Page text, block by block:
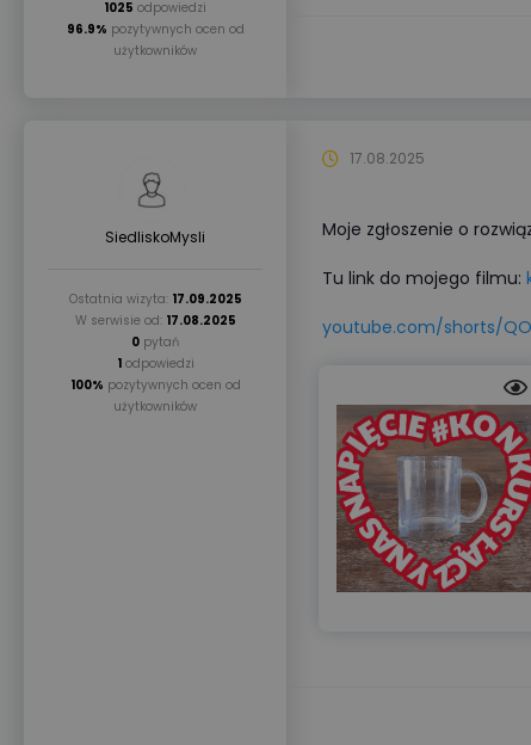
1025 odpowiedzi
96.9% pozytywnych ocen od
użytkowników
SiedliskoMysli
Ostatnia wizyta: 17.09.2025
W serwisie od: 17.08.2025
0 pytań
1odpowiedzi
100% pozytywnych ocen od
użytkowników
17.08.2025
Moje zgłoszenie o
Tu link do mojego filmu:
youtube.com/shorts/